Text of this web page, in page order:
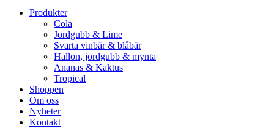
Produkter
Cola
Jordgubb & Lime
Svarta vinbär & blåbär
Hallon, jordgubb & mynta
Ananas & Kaktus
Tropical
Shoppen
Om oss
Nyheter
Kontakt